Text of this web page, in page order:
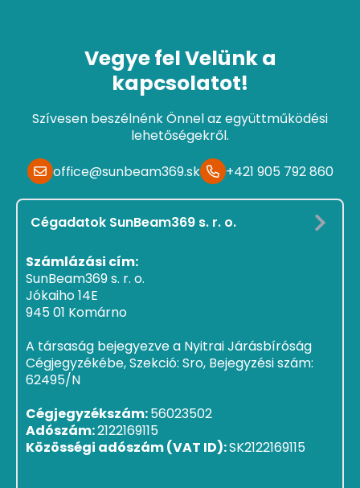
Vegye fel Velünk a
kapcsolatot!
Szívesen beszélnénk Önnel az együttműködési
lehetőségekről.
office@sunbeam369.sk
+421 905 792 860
Cégadatok SunBeam369 s. r. o.
Számlázási cím:
SunBeam369 s. r. o.
Jókaiho 14E
945 01 Komárno
A társaság bejegyezve a Nyitrai Járásbíróság
Cégjegyzékébe, Szekció: Sro, Bejegyzési szám:
62495/N
Cégjegyzékszám:56023502
Adószám:2122169115
Közösségi adószám (VAT ID):SK2122169115